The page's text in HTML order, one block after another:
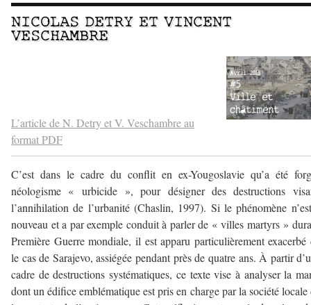
NICOLAS DETRYET VINCENT
VESCHAMBRE
L’article de N. Detry et V. Veschambre au
format PDF
C’est dans le cadre du conflit en ex-Yougoslavie qu’a été
néologisme « urbicide », pour désigner des destructions
l’annihilation de l’urbanité (Chaslin, 1997). Si le phénomène
nouveau et a par exemple conduit à parler de « villes martyrs »
Première Guerre mondiale, il est apparu particulièrement exacerbé
le cas de Sarajevo, assiégée pendant près de quatre ans. À partir
cadre de destructions systématiques, ce texte vise à analyser la
dont un édifice emblématique est pris en charge par la société locale